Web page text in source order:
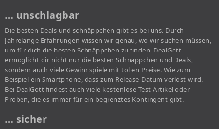
… unschlagbar
Die besten Deals und schnäppchen gibt es bei uns. Durch
Jahrelange Erfahrungen wissen wir genau, wo wir suchen müssen,
um für dich die besten Schnäppchen zu finden. DealGott
ermöglicht dir nicht nur die besten Schnäppchen und Deals,
sondern auch viele Gewinnspiele mit tollen Preise. Wie zum
Beispiel ein Smartphone, dass zum Release-Datum verlost wird.
Bei DealGott findest auch viele kostenlose Test-Artikel oder
Proben, die es immer für ein begrenztes Kontingent gibt.
… sicher